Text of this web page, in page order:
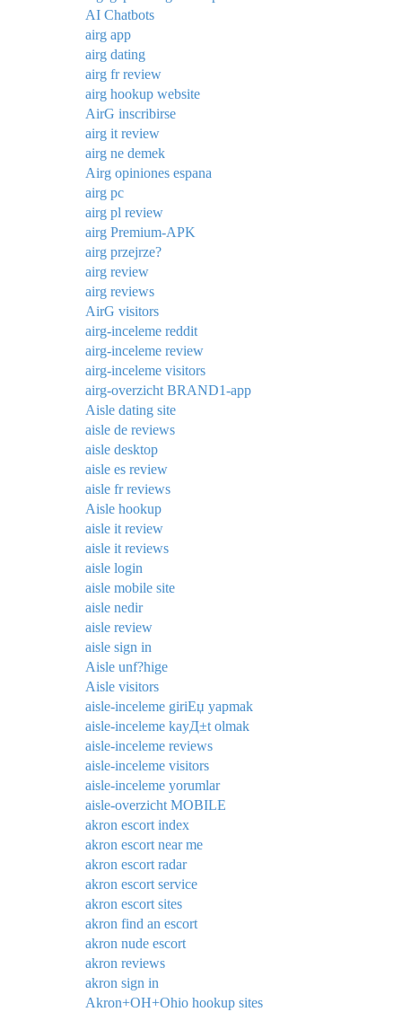
AI Chatbots
airg app
airg dating
airg fr review
airg hookup website
AirG inscribirse
airg it review
airg ne demek
Airg opiniones espana
airg pc
airg pl review
airg Premium-APK
airg przejrze?
airg review
airg reviews
AirG visitors
airg-inceleme reddit
airg-inceleme review
airg-inceleme visitors
airg-overzicht BRAND1-app
Aisle dating site
aisle de reviews
aisle desktop
aisle es review
aisle fr reviews
Aisle hookup
aisle it review
aisle it reviews
aisle login
aisle mobile site
aisle nedir
aisle review
aisle sign in
Aisle unf?hige
Aisle visitors
aisle-inceleme giriЕџ yapmak
aisle-inceleme kayД±t olmak
aisle-inceleme reviews
aisle-inceleme visitors
aisle-inceleme yorumlar
aisle-overzicht MOBILE
akron escort index
akron escort near me
akron escort radar
akron escort service
akron escort sites
akron find an escort
akron nude escort
akron reviews
akron sign in
Akron+OH+Ohio hookup sites